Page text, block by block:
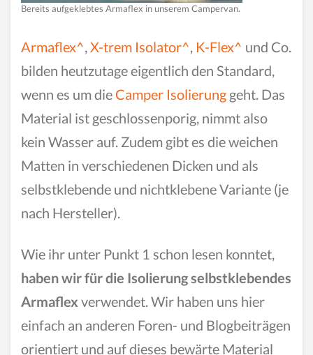
Bereits aufgeklebtes Armaflex in unserem Campervan.
Armaflex^, X-trem Isolator^, K-Flex^ und Co.
bilden heutzutage eigentlich den Standard,
wenn es um die Camper Isolierung geht. Das
Material ist geschlossenporig, nimmt also
kein Wasser auf. Zudem gibt es die weichen
Matten in verschiedenen Dicken und als
selbstklebende und nichtklebene Variante (je
nach Hersteller).
Wie ihr unter Punkt 1 schon lesen konntet,
haben wir für die Isolierung selbstklebendes
Armaflex verwendet. Wir haben uns hier
einfach an anderen Foren- und Blogbeiträgen
orientiert und auf dieses bewärte Material